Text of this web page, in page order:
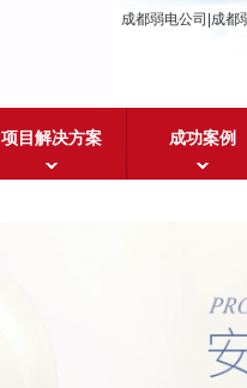
成都弱电公司|成都
项目解决方案 成功案例